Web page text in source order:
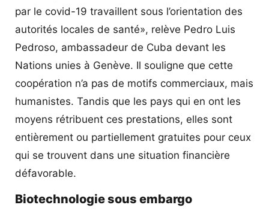
par le covid-19 travaillent sous l’orientation des
autorités locales de santé», relève Pedro Luis
Pedroso, ambassadeur de Cuba devant les
Nations unies à Genève. Il souligne que cette
coopération n’a pas de motifs commerciaux, mais
humanistes. Tandis que les pays qui en ont les
moyens rétribuent ces prestations, elles sont
entièrement ou partiellement gratuites pour ceux
qui se trouvent dans une situation financière
défavorable.
Biotechnologie sous embargo